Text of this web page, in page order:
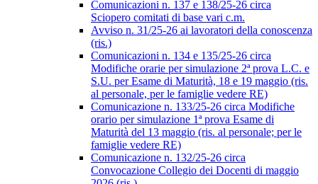
Comunicazioni n. 137 e 138/25-26 circa
Sciopero comitati di base vari c.m.
Avviso n. 31/25-26 ai lavoratori della conoscenza
(ris.)
Comunicazioni n. 134 e 135/25-26 circa
Modifiche orarie per simulazione 2ª prova L.C. e
S.U. per Esame di Maturità, 18 e 19 maggio (ris.
al personale, per le famiglie vedere RE)
Comunicazione n. 133/25-26 circa Modifiche
orario per simulazione 1ª prova Esame di
Maturità del 13 maggio (ris. al personale; per le
famiglie vedere RE)
Comunicazione n. 132/25-26 circa
Convocazione Collegio dei Docenti di maggio